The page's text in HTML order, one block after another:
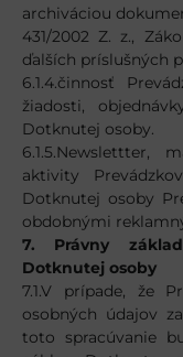
archiváciou
431/2002 Z. z.,
ďalších príslušných
6.1.4.činnosť
žiadosti,
Dotknutej osoby.
6.1.5.Newslettter,
aktivity
Dotknutej osoby
obdobnými
7. Právny
Dotknutej osoby
7.1.V prípade, že
osobných údajov
toto spracúvanie